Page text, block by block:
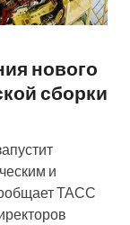
нового
сборки
и
ТАСС